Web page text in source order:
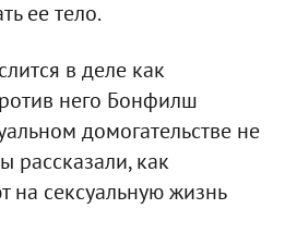
ее тело.
в деле как
него Бонфилш
домогательстве не
рассказали, как
на сексуальную жизнь